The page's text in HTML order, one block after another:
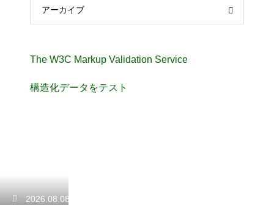
アーカイブ
The W3C Markup Validation Service
構造化データをテスト
2026.08.08